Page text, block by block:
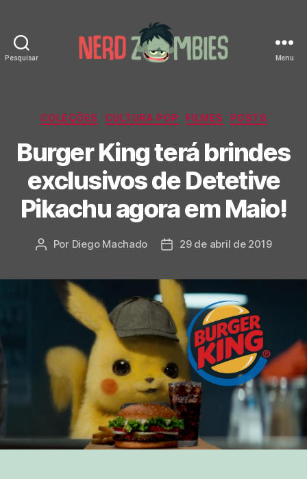
Pesquisar Menu
Categorias
COLEÇÕES CULTURA POP FILMES POSTS
Burger King terá brindes
exclusivos de Detetive
Pikachu agora em Maio!
Autor
Por Diego Machado
Data29 de abril de 2019